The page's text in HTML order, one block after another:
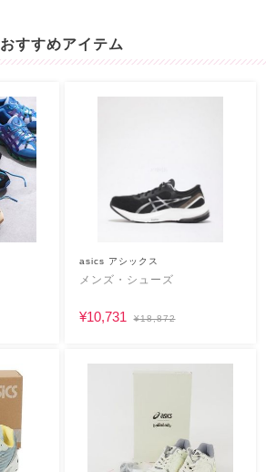
おすすめアイテム
asics アシックス
メンズ・シューズ
¥10,731 ¥18,872